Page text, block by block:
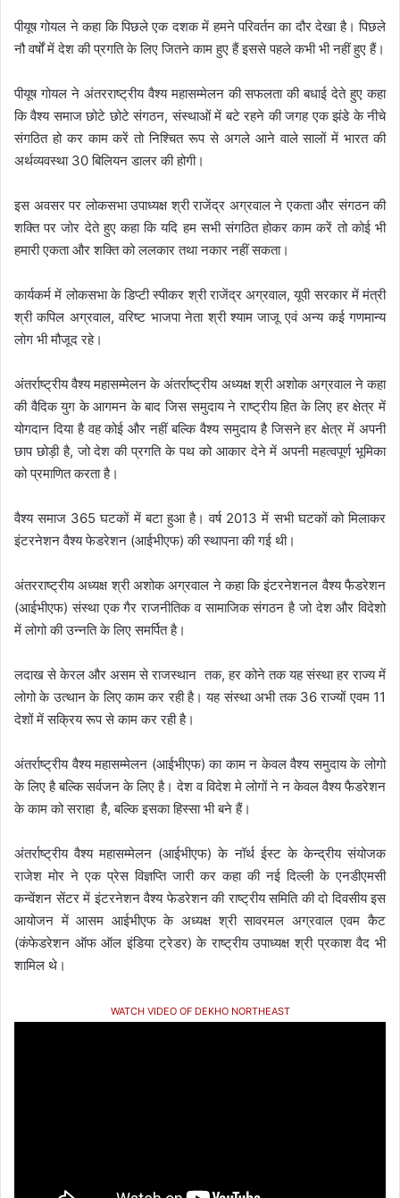
पीयूष गोयल ने कहा कि पिछले एक दशक में हमने परिवर्तन का दौर देखा है। पिछले
नौ वर्षों में देश की प्रगति के लिए जितने काम हुए हैं इससे पहले कभी भी नहीं हुए हैं।
पीयूष गोयल ने अंतरराष्ट्रीय वैश्य महासम्मेलन की सफलता की बधाई देते हुए कहा
कि वैश्य समाज छोटे छोटे संगठन, संस्थाओं में बटे रहने की जगह एक झंडे के नीचे
संगठित हो कर काम करें तो निश्चित रूप से अगले आने वाले सालों में भारत की
अर्थव्यवस्था 30 बिलियन डालर की होगी।
इस अवसर पर लोकसभा उपाध्यक्ष श्री राजेंद्र अग्रवाल ने एकता और संगठन की
शक्ति पर जोर देते हुए कहा कि यदि हम सभी संगठित होकर काम करें तो कोई भी
हमारी एकता और शक्ति को ललकार तथा नकार नहीं सकता।
कार्यकर्म में लोकसभा के डिप्टी स्पीकर श्री राजेंद्र अग्रवाल, यूपी सरकार में मंत्री
श्री कपिल अग्रवाल, वरिष्ट भाजपा नेता श्री श्याम जाजू एवं अन्य कई गणमान्य
लोग भी मौजूद रहे।
अंतर्राष्ट्रीय वैश्य महासम्मेलन के अंतर्राष्ट्रीय अध्यक्ष श्री अशोक अग्रवाल ने कहा
की वैदिक युग के आगमन के बाद जिस समुदाय ने राष्ट्रीय हित के लिए हर क्षेत्र में
योगदान दिया है वह कोई और नहीं बल्कि वैश्य समुदाय है जिसने हर क्षेत्र में अपनी
छाप छोड़ी है, जो देश की प्रगति के पथ को आकार देने में अपनी महत्वपूर्ण भूमिका
को प्रमाणित करता है।
वैश्य समाज 365 घटकों में बटा हुआ है। वर्ष 2013 में सभी घटकों को मिलाकर
इंटरनेशन वैश्य फेडरेशन (आईभीएफ) की स्थापना की गई थी।
अंतरराष्ट्रीय अध्यक्ष श्री अशोक अग्रवाल ने कहा कि इंटरनेशनल वैश्य फैडरेशन
(आईभीएफ) संस्था एक गैर राजनीतिक व सामाजिक संगठन है जो देश और विदेशो
में लोगो की उन्नति के लिए समर्पित है।
लदाख से केरल और असम से राजस्थान तक, हर कोने तक यह संस्था हर राज्य में
लोगो के उत्थान के लिए काम कर रही है। यह संस्था अभी तक 36 राज्यों एवम 11
देशों में सक्रिय रूप से काम कर रही है।
अंतर्राष्ट्रीय वैश्य महासम्मेलन (आईभीएफ) का काम न केवल वैश्य समुदाय के लोगो
के लिए है बल्कि सर्वजन के लिए है। देश व विदेश मे लोगों ने न केवल वैश्य फैडरेशन
के काम को सराहा है, बल्कि इसका हिस्सा भी बने हैं।
अंतर्राष्ट्रीय वैश्य महासम्मेलन (आईभीएफ) के नॉर्थ ईस्ट के केन्द्रीय संयोजक
राजेश मोर ने एक प्रेस विज्ञप्ति जारी कर कहा की नई दिल्ली के एनडीएमसी
कन्वेंशन सेंटर में इंटरनेशन वैश्य फेडरेशन की राष्ट्रीय समिति की दो दिवसीय इस
आयोजन में आसम आईभीएफ के अध्यक्ष श्री सावरमल अग्रवाल एवम कैट
(कंफेडरेशन ऑफ ऑल इंडिया ट्रेडर) के राष्ट्रीय उपाध्यक्ष श्री प्रकाश वैद भी
शामिल थे।
WATCH VIDEO OF DEKHO NORTHEAST